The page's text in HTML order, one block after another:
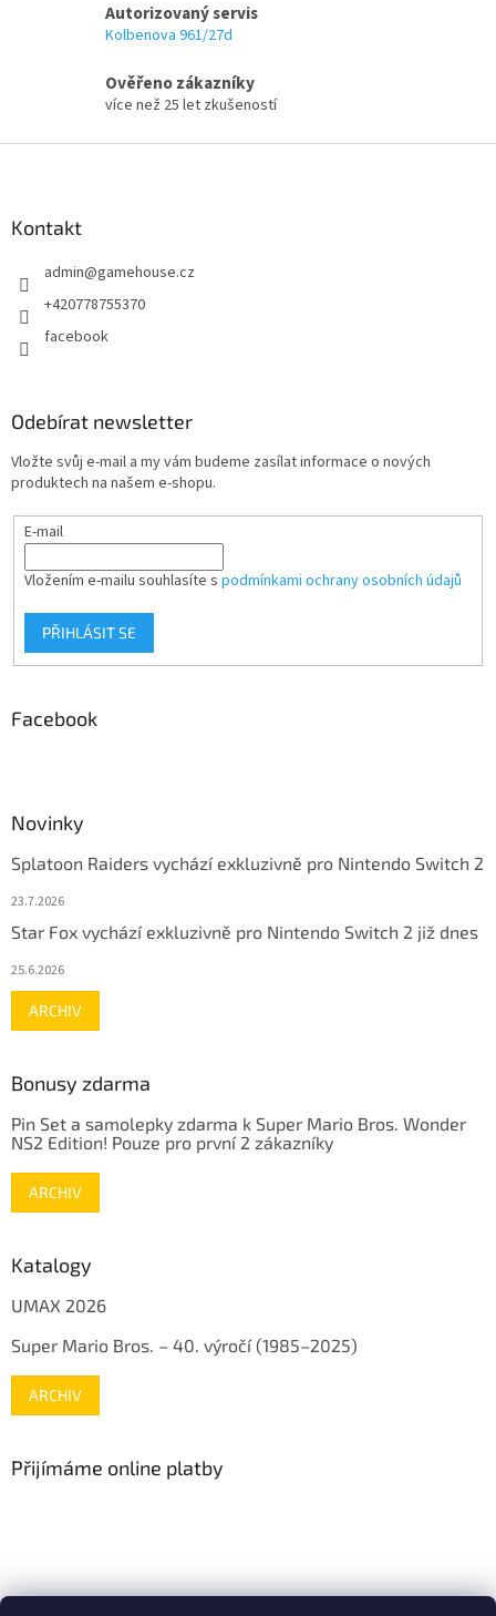
r
y
v
p
Autorizovaný servis
Kolbenova 961/27d
Ověřeno zákazníky
více než 25 let zkušeností
Kontakt
admin@gamehouse.cz
+420778755370
facebook
Odebírat newsletter
Vložte svůj e-mail a my vám budeme zasílat informace o nových
produktech na našem e-shopu.
E-mail
Vložením e-mailu souhlasíte s podmínkami ochrany osobních údajů
PŘIHLÁSIT SE
Facebook
Novinky
Splatoon Raiders vychází exkluzivně pro Nintendo Switch 2
23.7.2026
Star Fox vychází exkluzivně pro Nintendo Switch 2 již dnes
25.6.2026
ARCHIV
Bonusy zdarma
Pin Set a samolepky zdarma k Super Mario Bros. Wonder
NS2 Edition! Pouze pro první 2 zákazníky
ARCHIV
Katalogy
UMAX 2026
Super Mario Bros. – 40. výročí (1985–2025)
ARCHIV
Přijímáme online platby